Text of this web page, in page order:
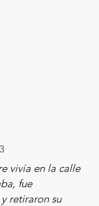
vivía en la calle
fue
retiraron su